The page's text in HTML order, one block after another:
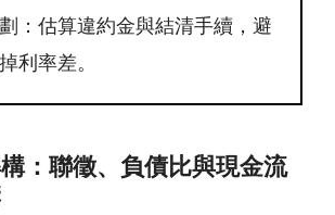
：估算違約金與結清手續，避
利率差。
：聯徵、負債比與現金流